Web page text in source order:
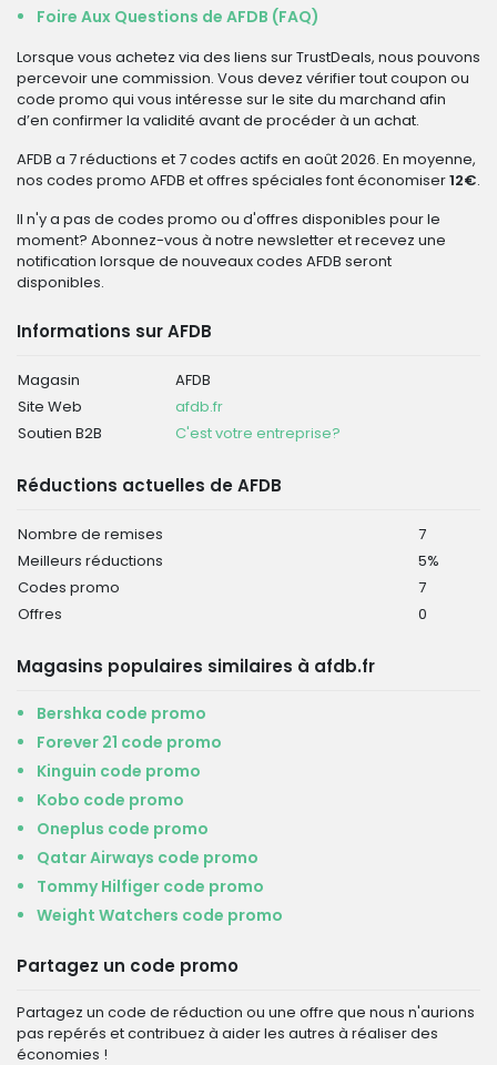
Foire Aux Questions de AFDB (FAQ)
Lorsque vous achetez via des liens sur TrustDeals, nous pouvons
percevoir une commission. Vous devez vérifier tout coupon ou
code promo qui vous intéresse sur le site du marchand afin
d’en confirmer la validité avant de procéder à un achat.
AFDB a 7 réductions et 7 codes actifs en août 2026. En moyenne,
nos codes promo AFDB et offres spéciales font économiser12€.
Il n'y a pas de codes promo ou d'offres disponibles pour le
moment? Abonnez-vous à notre newsletter et recevez une
notification lorsque de nouveaux codes AFDB seront
disponibles.
Informations sur AFDB
Magasin
AFDB
Site Web
afdb.fr
Soutien B2B
C'est votre entreprise?
Réductions actuelles de AFDB
Nombre de remises
7
Meilleurs réductions
5%
Codes promo
7
Offres
0
Magasins populaires similaires à afdb.fr
Bershka code promo
Forever 21 code promo
Kinguin code promo
Kobo code promo
Oneplus code promo
Qatar Airways code promo
Tommy Hilfiger code promo
Weight Watchers code promo
Partagez un code promo
Partagez un code de réduction ou une offre que nous n'aurions
pas repérés et contribuez à aider les autres à réaliser des
économies !